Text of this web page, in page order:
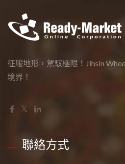
征服地形，駕馭極限！Jihsin
境界！
聯絡方式